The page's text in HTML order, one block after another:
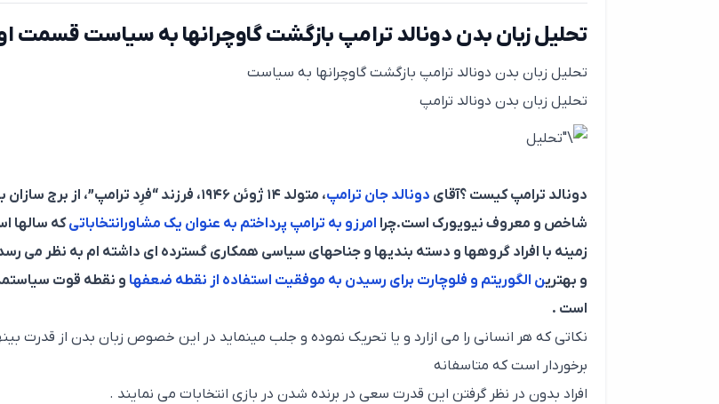
تحلیل زبان بدن دونالد ترامپ بازگشت گاوچرانها به سیاست قسمت
تحلیل زبان بدن دونالد ترامپ بازگشت گاوچرانها به سیاست
تحلیل زبان بدن دونالد ترامپ
دونالد ترامپ کیست ؟آقای دونالد جان ترامپ، متولد ۱۴ ژوئن ۱۹۴۶، فرزند “فرِد ترامپ”
، از برج سازان
شاخص و معروف نیویورک است.چرا امرزو به ترامپ پرداختم به عنوان یک مشاورانتخاباتیکه سالها
زمینه با افراد گروهها و دسته بندیها و جناحهای سیاسی همکاری گسترده ای داشته ام به نظر می
و بهترین الگوریتم و فلوچارت برای رسیدن به موفقیت استفاده از نقطه ضعفها و نقطه قوت
است .
نکاتی که هر انسانی را می ازارد و یا تحریک نموده و جلب مینماید در این خصوص زبان بدن از قدرت
برخوردار است که متاسفانه
افراد بدون در نظر گرفتن این قدرت سعی در برنده شدن در بازی انتخابات می نمایند .